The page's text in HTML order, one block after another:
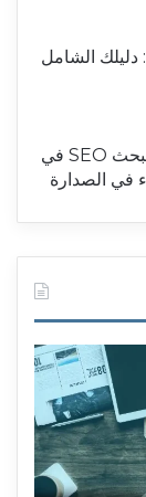
التسويق بالمحتوى 2025: دليلك الشامل
أسرار تحسين محركات البحث SEO في